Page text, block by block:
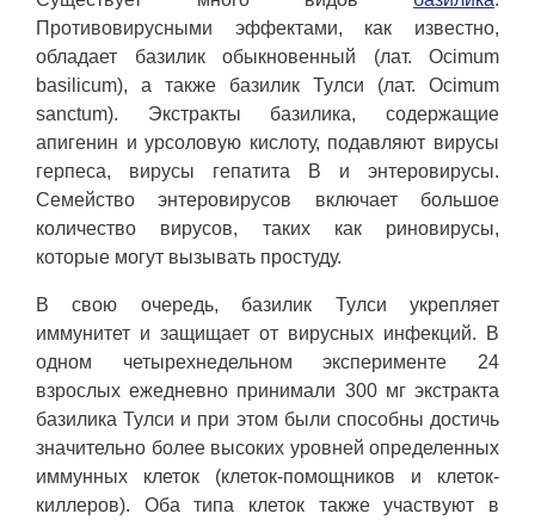
Противовирусными эффектами, как известно,
обладает базилик обыкновенный (лат. Ocimum
basilicum), а также базилик Тулси (лат. Ocimum
sanctum). Экстракты базилика, содержащие
апигенин и урсоловую кислоту, подавляют вирусы
герпеса, вирусы гепатита В и энтеровирусы.
Семейство энтеровирусов включает большое
количество вирусов, таких как риновирусы,
которые могут вызывать простуду.
В свою очередь, базилик Тулси укрепляет
иммунитет и защищает от вирусных инфекций. В
одном четырехнедельном эксперименте 24
взрослых ежедневно принимали 300 мг экстракта
базилика Тулси и при этом были способны достичь
значительно более высоких уровней определенных
иммунных клеток (клеток-помощников и клеток-
киллеров). Оба типа клеток также участвуют в